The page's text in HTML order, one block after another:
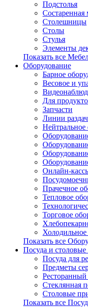
Подстолья
Состаренная
Столешницы
Столы
Стулья
Элементы
Показать все
Оборудование
Барное
Весовое и
Для
Запчасти
Линии
Нейтральное
Онлайн-
Прачечное
Тепловое
Торговое
Показать все
Посуда и
Посуда для
Предметы
Ресторанный
Стеклянная
Столовые
Показать все